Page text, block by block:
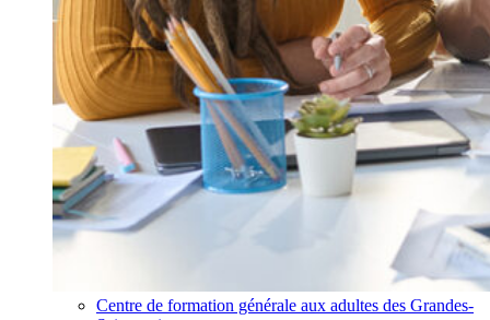
Centre de formation générale aux adultes des Grandes-